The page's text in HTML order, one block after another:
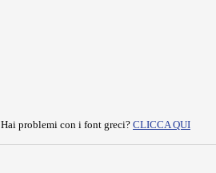
Hai problemi con i font greci? CLICCA QUI